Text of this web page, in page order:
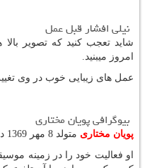
نیلی افشار قبل عمل
شاید تعجب کنید که تصویر بالا
امروز میبنید.
عمل های زیبایی خوب در وی
بیوگرافی پویان مختاری
پویان مختاری متولد 8 مهر 1369 در شهرستان ایذه می‌باشد.
او فعالیت خود را در زمینه